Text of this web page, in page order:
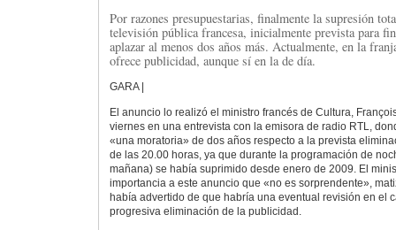
Por razones presupuestarias, finalmente la supresión
televisión pública francesa, inicialmente prevista para
aplazar al menos dos años más. Actualmente, en la
ofrece publicidad, aunque sí en la de día.
GARA |
El anuncio lo realizó el ministro francés de Cultura,
viernes en una entrevista con la emisora de radio RTL,
«una moratoria» de dos años respecto a la prevista
de las 20.00 horas, ya que durante la programación de
mañana) se había suprimido desde enero de 2009. El
importancia a este anuncio que «no es sorprendente»,
había advertido de que habría una eventual revisión en el
progresiva eliminación de la publicidad.